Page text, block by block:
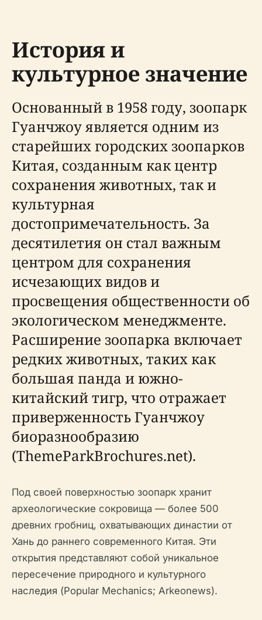
История и
культурное значение
Основанный в 1958 году, зоопарк
Гуанчжоу является одним из
старейших городских зоопарков
Китая, созданным как центр
сохранения животных, так и
культурная
достопримечательность. За
десятилетия он стал важным
центром для сохранения
исчезающих видов и
просвещения общественности об
экологическом менеджменте.
Расширение зоопарка включает
редких животных, таких как
большая панда и южно-
китайский тигр, что отражает
приверженность Гуанчжоу
биоразнообразию
(ThemeParkBrochures.net).
Под своей поверхностью зоопарк хранит
археологические сокровища — более 500
древних гробниц, охватывающих династии от
Хань до раннего современного Китая. Эти
открытия представляют собой уникальное
пересечение природного и культурного
наследия (Popular Mechanics; Arkeonews).